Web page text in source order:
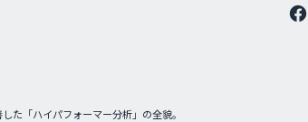
た「ハイパフォーマー分析」の全貌。